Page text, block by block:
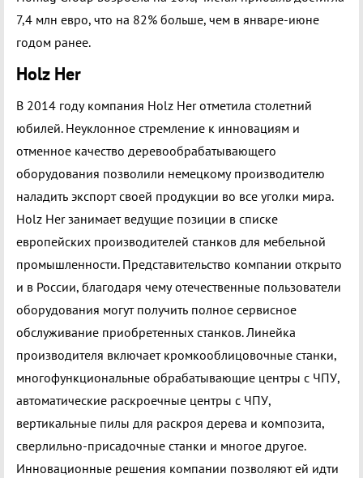
7,4 млн евро, что на 82% больше, чем в январе-июне
годом ранее.
Holz Her
В 2014 году компания Holz Her отметила столетний
юбилей. Неуклонное стремление к инновациям и
отменное качество деревообрабатывающего
оборудования позволили немецкому производителю
наладить экспорт своей продукции во все уголки мира.
Holz Her занимает ведущие позиции в списке
европейских производителей станков для мебельной
промышленности. Представительство компании открыто
и в России, благодаря чему отечественные пользователи
оборудования могут получить полное сервисное
обслуживание приобретенных станков. Линейка
производителя включает кромкооблицовочные станки,
многофункциональные обрабатывающие центры с ЧПУ,
автоматические раскроечные центры с ЧПУ,
вертикальные пилы для раскроя дерева и композита,
сверлильно-присадочные станки и многое другое.
Инновационные решения компании позволяют ей идти